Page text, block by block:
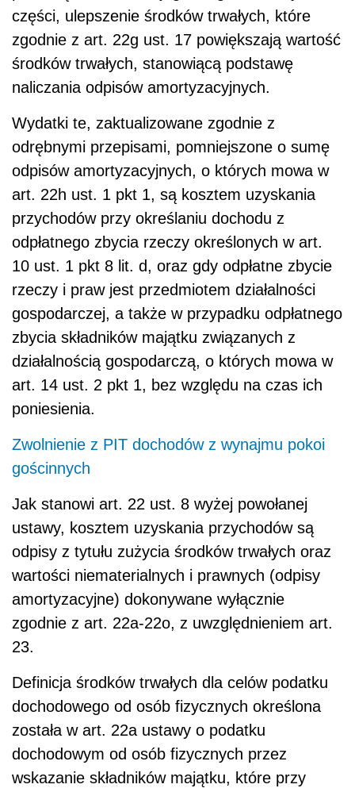
części, ulepszenie środków trwałych, które
zgodnie z art. 22g ust. 17 powiększają wartość
środków trwałych, stanowiącą podstawę
naliczania odpisów amortyzacyjnych.
Wydatki te, zaktualizowane zgodnie z
odrębnymi przepisami, pomniejszone o sumę
odpisów amortyzacyjnych, o których mowa w
art. 22h ust. 1 pkt 1, są kosztem uzyskania
przychodów przy określaniu dochodu z
odpłatnego zbycia rzeczy określonych w art.
10 ust. 1 pkt 8 lit. d, oraz gdy odpłatne zbycie
rzeczy i praw jest przedmiotem działalności
gospodarczej, a także w przypadku odpłatnego
zbycia składników majątku związanych z
działalnością gospodarczą, o których mowa w
art. 14 ust. 2 pkt 1, bez względu na czas ich
poniesienia.
Zwolnienie z PIT dochodów z wynajmu pokoi
gościnnych
Jak stanowi art. 22 ust. 8 wyżej powołanej
ustawy, kosztem uzyskania przychodów są
odpisy z tytułu zużycia środków trwałych oraz
wartości niematerialnych i prawnych (odpisy
amortyzacyjne) dokonywane wyłącznie
zgodnie z art. 22a-22o, z uwzględnieniem art.
23.
Definicja środków trwałych dla celów podatku
dochodowego od osób fizycznych określona
została w art. 22a ustawy o podatku
dochodowym od osób fizycznych przez
wskazanie składników majątku, które przy